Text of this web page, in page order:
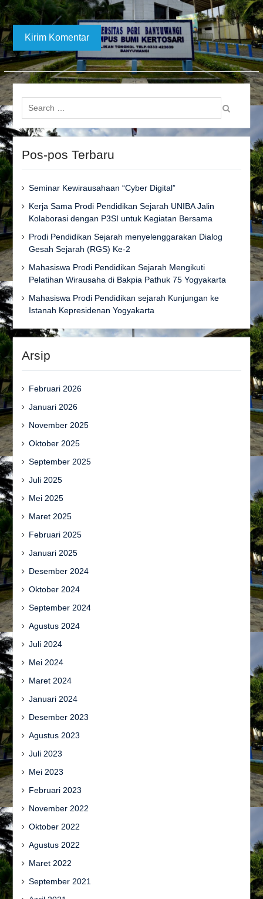
Search
for:
Pos-pos Terbaru
Seminar Kewirausahaan “Cyber Digital”
Kerja Sama Prodi Pendidikan Sejarah UNIBA Jalin
Kolaborasi dengan P3SI untuk Kegiatan Bersama
Prodi Pendidikan Sejarah menyelenggarakan Dialog
Gesah Sejarah (RGS) Ke-2
Mahasiswa Prodi Pendidikan Sejarah Mengikuti
Pelatihan Wirausaha di Bakpia Pathuk 75 Yogyakarta
Mahasiswa Prodi Pendidikan sejarah Kunjungan ke
Istanah Kepresidenan Yogyakarta
Arsip
Februari 2026
Januari 2026
November 2025
Oktober 2025
September 2025
Juli 2025
Mei 2025
Maret 2025
Februari 2025
Januari 2025
Desember 2024
Oktober 2024
September 2024
Agustus 2024
Juli 2024
Mei 2024
Maret 2024
Januari 2024
Desember 2023
Agustus 2023
Juli 2023
Mei 2023
Februari 2023
November 2022
Oktober 2022
Agustus 2022
Maret 2022
September 2021